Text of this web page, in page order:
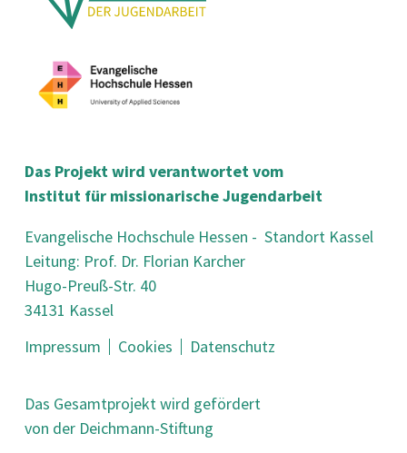
Das Projekt wird verantwortet vom
Institut für missionarische Jugendarbeit
Evangelische Hochschule Hessen - Standort Kassel
Leitung: Prof. Dr. Florian Karcher
Hugo-Preuß-Str. 40
34131 Kassel
Impressum
Cookies Datenschutz
Das Gesamtprojekt wird gefördert
von der Deichmann-Stiftung